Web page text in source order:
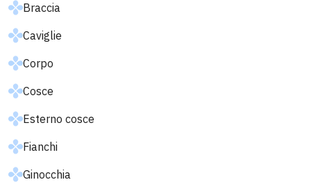
Braccia
Caviglie
Corpo
Cosce
Esterno cosce
Fianchi
Ginocchia